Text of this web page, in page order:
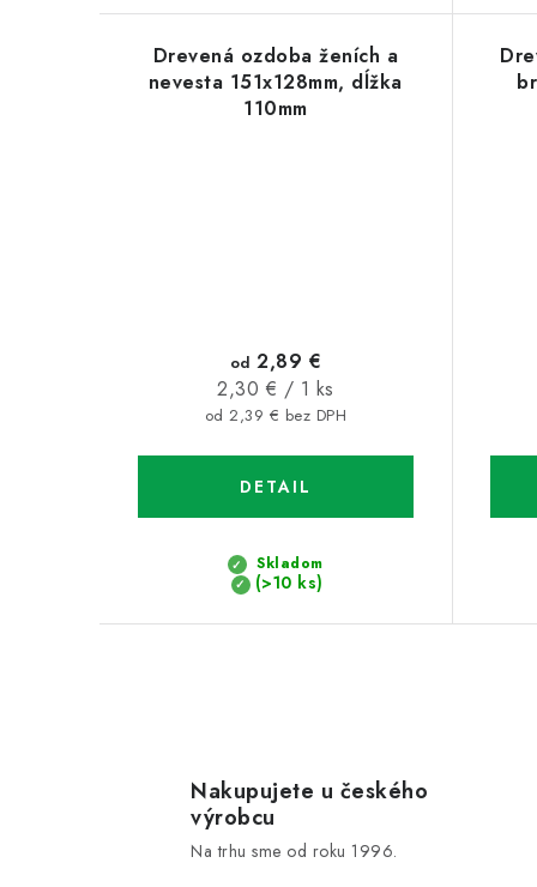
v
v
Drevená ozdoba ženích a
nevesta 151x128mm, dĺžka
110mm
Skladom
(>10 ks)
od 2,39 € bez DPH
od 2,89 €
Jednotková
cena:
2,30 € / 1 ks
DETAIL
Nakupujete u českého
výrobcu
Na trhu sme od roku 1996.